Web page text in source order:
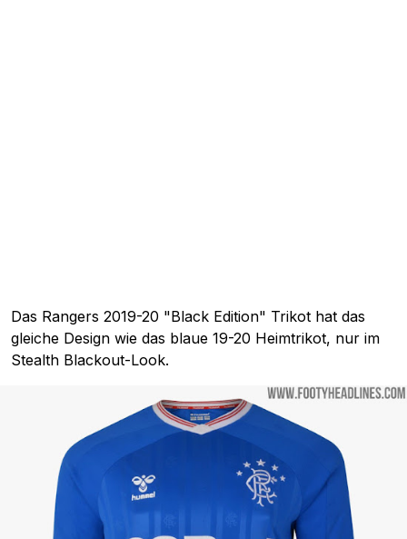
Das Rangers 2019-20 "Black Edition" Trikot hat das
gleiche Design wie das blaue 19-20 Heimtrikot, nur im
Stealth Blackout-Look.